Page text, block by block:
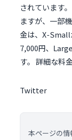
されています
ますが、一部
金は、X-
7,000円、
す。 詳細な料
Twitter
本ページの